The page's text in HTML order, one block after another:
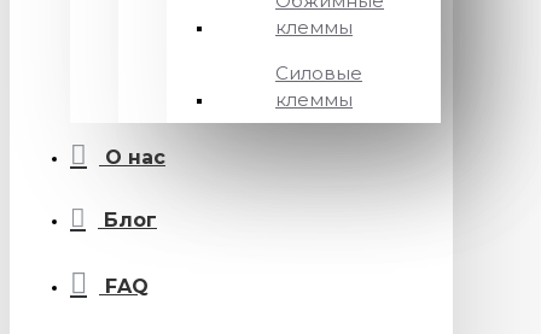
клеммы
Силовые
клеммы
О нас
Блог
FAQ